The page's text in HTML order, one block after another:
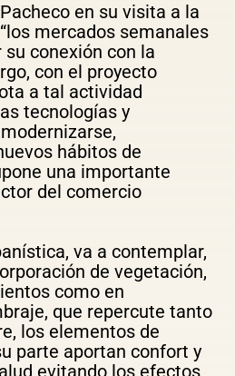
en su visita a la
mercados semanales
conexión con la
con el proyecto
a tal actividad
tecnologías y
hábitos de
una importante
del comercio
va a contemplar,
de vegetación,
como en
que repercute tanto
los elementos de
parte aportan confort y